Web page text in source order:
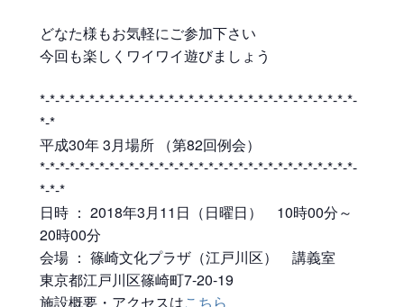
どなた様もお気軽にご参加下さい
今回も楽しくワイワイ遊びましょう
*-*-*-*-*-*-*-*-*-*-*-*-*-*-*-*-*-*-*-*-*-*-*-*-*-*-*-*-*-*-*-*-
*-*
平成30年 3月場所 （第82回例会）
*-*-*-*-*-*-*-*-*-*-*-*-*-*-*-*-*-*-*-*-*-*-*-*-*-*-*-*-*-*-*-*-
*-*-*
日時 ： 2018年3月11日（日曜日） 10時00分～
20時00分
会場 ： 篠崎文化プラザ（江戸川区） 講義室
東京都江戸川区篠崎町7-20-19
施設概要・アクセスはこちら